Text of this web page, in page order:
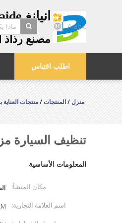
انيانغ Baide الجميلة الكيميائية المحدودة.
مصنع رذاذ
search
Arabic
اطلب اقتباس
منزل/المنتجات/منتجات العناية
تنظيف السيارة
المعلومات الأساسية
مكان المنشأ:
اسم العلامة التجارية: